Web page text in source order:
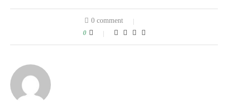
0 comment
0